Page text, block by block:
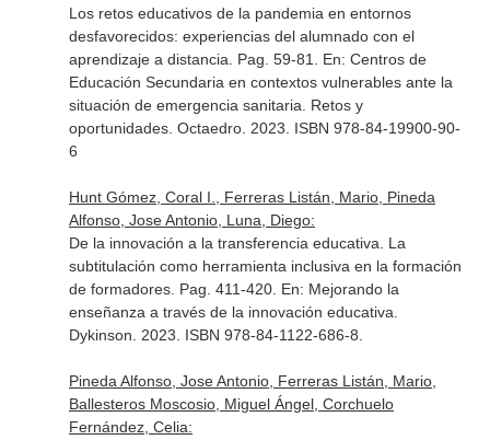
Los retos educativos de la pandemia en entornos
desfavorecidos: experiencias del alumnado con el
aprendizaje a distancia. Pag. 59-81. En: Centros de
Educación Secundaria en contextos vulnerables ante la
situación de emergencia sanitaria. Retos y
oportunidades. Octaedro. 2023. ISBN 978-84-19900-90-
6
Hunt Gómez, Coral I., Ferreras Listán, Mario, Pineda
Alfonso, Jose Antonio, Luna, Diego:
De la innovación a la transferencia educativa. La
subtitulación como herramienta inclusiva en la formación
de formadores. Pag. 411-420. En: Mejorando la
enseñanza a través de la innovación educativa
Dykinson. 2023. ISBN 978-84-1122-686-8.
Pineda Alfonso, Jose Antonio, Ferreras Listán, Mario,
Ballesteros Moscosio, Miguel Ángel, Corchuelo
Fernández, Celia: